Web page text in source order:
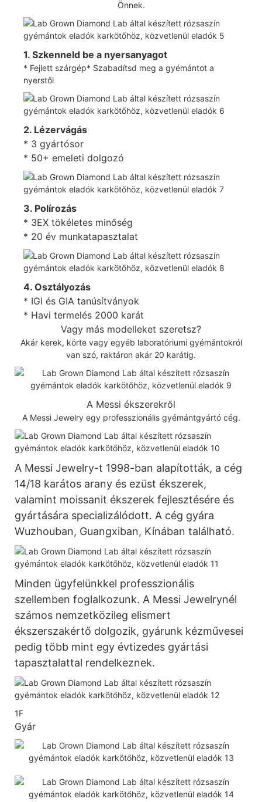
Önnek.
1. Szkenneld be a nyersanyagot
* Fejlett szárgép* Szabadítsd meg a gyémántot a
nyerstől
2. Lézervágás
* 3 gyártósor
* 50+ emeleti dolgozó
3. Polírozás
* 3EX tökéletes minőség
* 20 év munkatapasztalat
4. Osztályozás
* IGI és GIA tanúsítványok
* Havi termelés 2000 karát
Vagy más modelleket szeretsz?
Akár kerek, körte vagy egyéb laboratóriumi gyémántokról
van szó, raktáron akár 20 karátig.
A Messi ékszerekről
A Messi Jewelry egy professzionális gyémántgyártó cég.
A Messi Jewelry-t 1998-ban alapították, a cég
14/18 karátos arany és ezüst ékszerek,
valamint moissanit ékszerek fejlesztésére és
gyártására specializálódott. A cég gyára
Wuzhouban, Guangxiban, Kínában található.
Minden ügyfelünkkel professzionális
szellemben foglalkozunk. A Messi Jewelrynél
számos nemzetközileg elismert
ékszerszakértő dolgozik, gyárunk kézművesei
pedig több mint egy évtizedes gyártási
tapasztalattal rendelkeznek.
1F
Gyár